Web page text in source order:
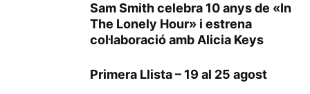
Sam Smith celebra 10 anys de «In
The Lonely Hour» i estrena
col·laboració amb Alicia Keys
Primera Llista – 19 al 25 agost